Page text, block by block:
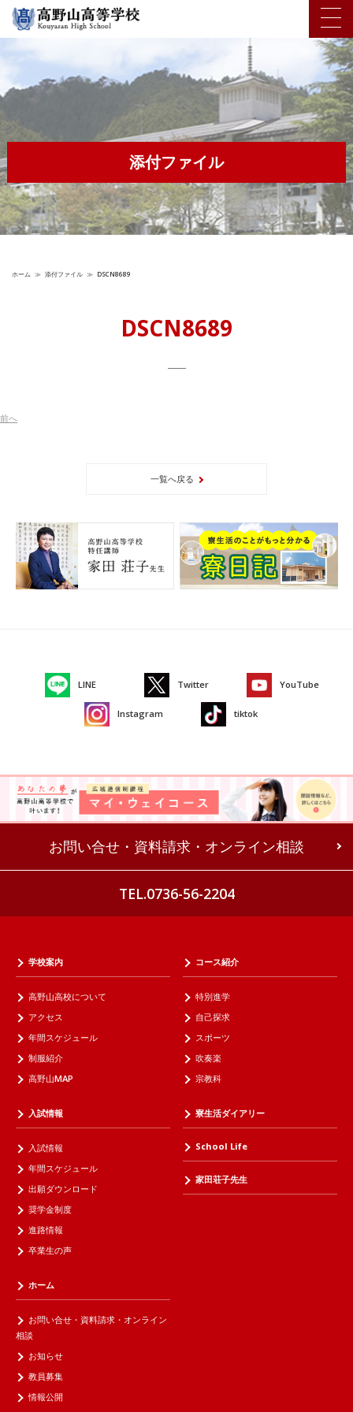
添付ファイル
ホーム ≫ 添付ファイル ≫ DSCN8689
DSCN8689
前へ
一覧へ戻る
LINE Twitter YouTube
Instagram tiktok
お問い合せ・資料請求・オンライン相談
TEL.0736-56-2204
学校案内
高野山高校について
アクセス
年間スケジュール
制服紹介
高野山MAP
コース紹介
特別進学
自己探求
スポーツ
吹奏楽
宗教科
入試情報
入試情報
年間スケジュール
出願ダウンロード
奨学金制度
進路情報
卒業生の声
寮生活ダイアリー
School Life
家田荘子先生
ホーム
お問い合せ・資料請求・オンライン
相談
お知らせ
教員募集
情報公開